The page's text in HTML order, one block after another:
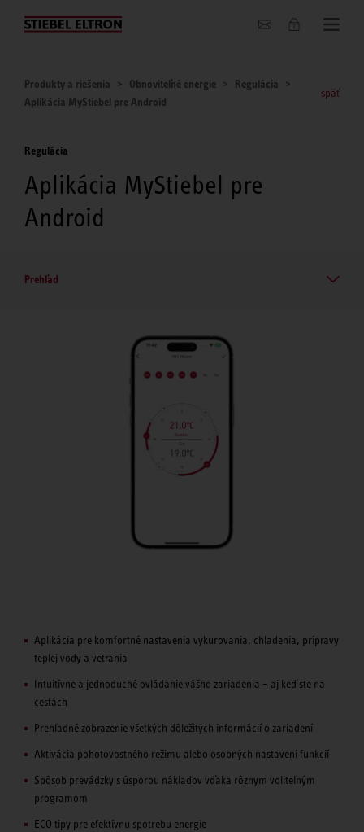
O nás
Produkty a riešenia Obnoviteľné energie
Regulácia
Aplikácia MyStiebel pre Android
späť
Regulácia
Aplikácia MyStiebel pre
Android
Prehľad
Aplikácia pre komfortné nastavenia vykurovania, chladenia, prípravy
teplej vody a vetrania
Intuitívne a jednoduché ovládanie vášho zariadenia – aj keď ste na
cestách
Prehľadné zobrazenie všetkých dôležitých informácií o zariadení
Aktivácia pohotovostného režimu alebo osobných nastavení funkcií
Spôsob prevádzky s úsporou nákladov vďaka rôznym voliteľným
programom
ECO tipy pre efektívnu spotrebu energie